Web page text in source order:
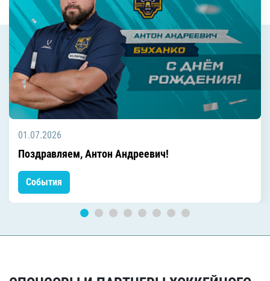
01.07.2026
Поздравляем, Антон Андреевич!
События